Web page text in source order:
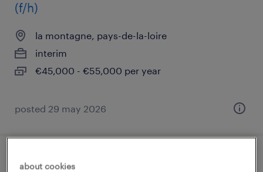
(f/h)
la montagne, pays-de-la-loire
interim
€45,000 - €55,000 per year
posted 29 may 2026
partenaire rh secteur naval (f/h)
about cookies